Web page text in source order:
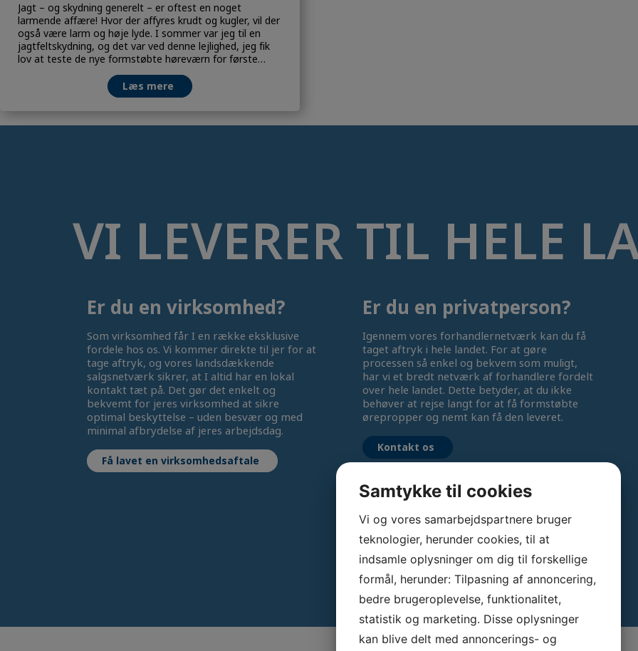
Jagt – og skydning generelt – er oftest en noget
larmende affære! Hvor der affyres krudt og kugler, vil der
også være larm og høje lyde. I sommer var jeg til en
jagtfeltskydning, og det var ved denne lejlighed, jeg fik
lov at teste de nye formstøbte høreværn for første
gang. En jagtfeltskydning er spændende […]
Læs mere
VI LEVERER TIL HELE
Er du en virksomhed?
Som virksomhed får I en række eksklusive
fordele hos os. Vi kommer direkte til jer for at
tage aftryk, og vores landsdækkende
salgsnetværk sikrer, at I altid har en lokal
kontakt tæt på. Det gør det enkelt og
bekvemt for jeres virksomhed at sikre
optimal beskyttelse – uden besvær og med
minimal afbrydelse af jeres arbejdsdag.
Få lavet en virksomhedsaftale
Er du en privatperson?
Igennem vores forhandlernetværk kan du få
taget aftryk i hele landet. For at gøre
processen så enkel og bekvem som muligt,
har vi et bredt netværk af forhandlere fordelt
over hele landet. Dette betyder, at du ikke
behøver at rejse langt for at få formstøbte
ørepropper og nemt kan få den leveret.
Kontakt os
Samtykke til cookies
Vi og vores samarbejdspartnere bruger
teknologier, herunder cookies, til at
indsamle oplysninger om dig til forskellige
formål, herunder: Tilpasning af annoncering,
bedre brugeroplevelse, funktionalitet,
statistik og marketing. Disse oplysninger
kan blive delt med annoncerings- og